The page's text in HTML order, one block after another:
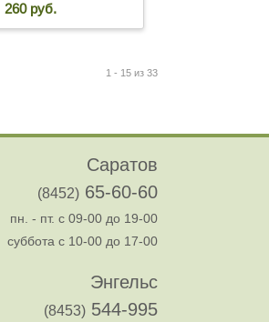
260 руб.
1 - 15 из 33
Саратов
(8452) 65-60-60
пн. - пт. с 09-00 до 19-00
суббота с 10-00 до 17-00
Энгельс
(8453) 544-995